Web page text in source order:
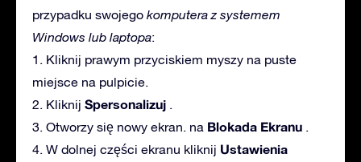
przypadku swojego komputera z systemem
Windows lub laptopa:
1. Kliknij prawym przyciskiem myszy na puste
miejsce na pulpicie.
2. Kliknij Spersonalizuj
3. Otworzy się nowy ekran. na Blokada Ekranu
4. W dolnej części ekranu kliknij Ustawienia